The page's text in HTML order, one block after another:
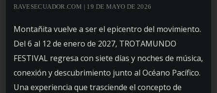
RAVESECUADOR.COM | 19 DE MAYO DE 2026
Montañita vuelve a ser el epicentro del movimiento.
Del 6 al 12 de enero de 2027, TROTAMUNDO
FESTIVAL regresa con siete días y noches de música,
conexión y descubrimiento junto al Océano Pacífico.
Una experiencia que trasciende el concepto de